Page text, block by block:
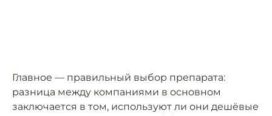
Главное — правильный выбор препарата:
разница между компаниями в основном
заключается в том, используют ли они дешёвые